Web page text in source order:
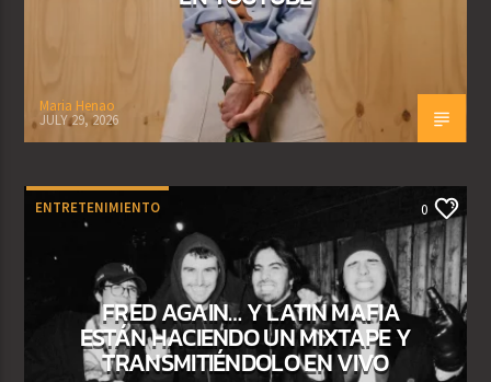
Maria Henao
JULY 29, 2026
ENTRETENIMIENTO 0
FRED AGAIN… Y LATIN MAFIA
ESTÁN HACIENDO UN MIXTAPE Y
TRANSMITIÉNDOLO EN VIVO